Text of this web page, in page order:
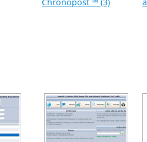
Chronopost ™ (3)